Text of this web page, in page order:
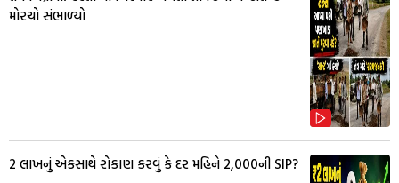
મોરચો સંભાળ્યો
₹2 લાખનું એકસાથે રોકાણ કરવું કે દર મહિને ₹2,000ની SIP?